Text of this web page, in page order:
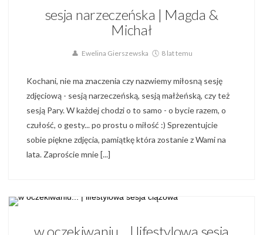
sesja narzeczeńska | Magda &
Michał
Ewelina Gierszewska 8 lat temu
Kochani, nie ma znaczenia czy nazwiemy miłosną sesję
zdjęciową - sesją narzeczeńską, sesją małżeńską, czy też
sesją Pary. W każdej chodzi o to samo - o bycie razem, o
czułość, o gesty... po prostu o miłość :) Sprezentujcie
sobie piękne zdjęcia, pamiątkę która zostanie z Wami na
lata. Zaproście mnie [...]
w oczekiwaniu... | lifestylowa sesja